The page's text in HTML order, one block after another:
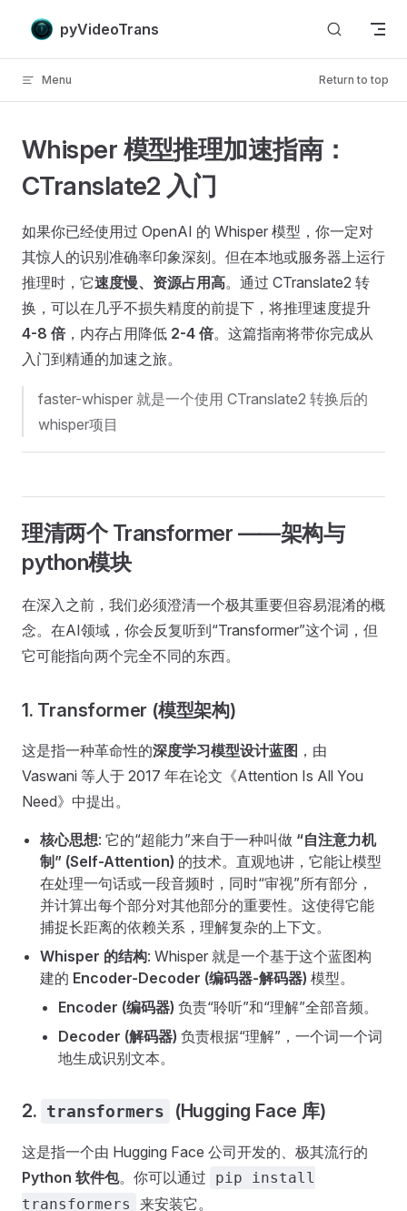
Skip to content
pyVideoTrans
Menu Return to top
Whisper 模型推理加速指南：
CTranslate2 入门
如果你已经使用过 OpenAI 的 Whisper 模型，你一定对
其惊人的识别准确率印象深刻。但在本地或服务器上运行
推理时，它速度慢、资源占用高。通过 CTranslate2 转
换，可以在几乎不损失精度的前提下，将推理速度提升
4-8 倍，内存占用降低 2-4 倍。这篇指南将带你完成从
入门到精通的加速之旅。
faster-whisper 就是一个使用 CTranslate2 转换后的
whisper项目
理清两个 Transformer ——架构与
python模块
在深入之前，我们必须澄清一个极其重要但容易混淆的概
念。在AI领域，你会反复听到“Transformer”这个词，但
它可能指向两个完全不同的东西。
1. Transformer (模型架构)
这是指一种革命性的深度学习模型设计蓝图 ，由
Vaswani 等人于 2017 年在论文《Attention Is All You
Need》中提出。
核心思想: 它的“超能力”来自于一种叫做 “自注意力机
制” (Self-Attention) 的技术。直观地讲，它能让模型
在处理一句话或一段音频时，同时“审视”所有部分，
并计算出每个部分对其他部分的重要性。这使得它能
捕捉长距离的依赖关系，理解复杂的上下文。
Whisper 的结构: Whisper 就是一个基于这个蓝图构
建的 Encoder-Decoder (编码器-解码器) 模型。
Encoder (编码器) 负责“聆听”和“理解”全部音频。
Decoder (解码器) 负责根据“理解”，一个词一个词
地生成识别文本。
2. transformers (Hugging Face 库)
这是指一个由 Hugging Face 公司开发的、极其流行的
Python 软件包。你可以通过
pip install
transformers
来安装它。